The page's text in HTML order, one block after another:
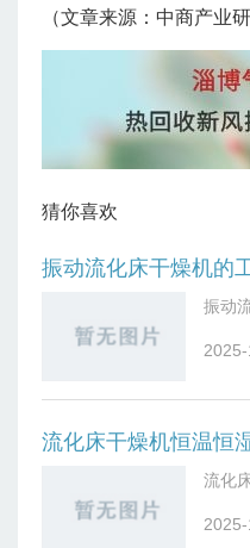
（文章来源：中商产业研
猜你喜欢
振动流化床干燥机的
振动
流化床干燥机恒温恒
流化